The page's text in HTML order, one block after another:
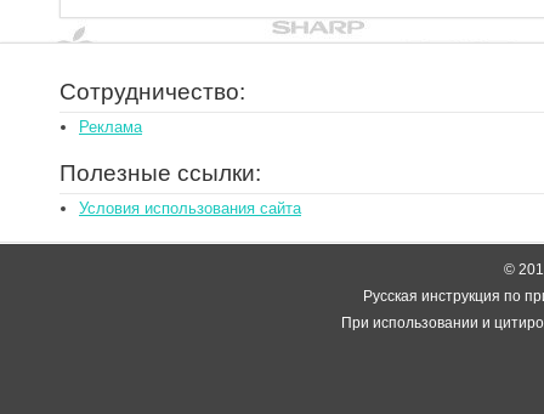
Сотрудничество:
Реклама
Полезные ссылки:
Условия использования сайта
©
Русская инструкция по
При использовании и